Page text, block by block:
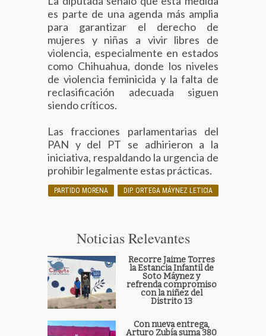
es parte de una agenda más amplia
para garantizar el derecho de
mujeres y niñas a vivir libres de
violencia, especialmente en estados
como Chihuahua, donde los niveles
de violencia feminicida y la falta de
reclasificación adecuada siguen
siendo críticos.
Las fracciones parlamentarias del
PAN y del PT se adhirieron a la
iniciativa, respaldando la urgencia de
prohibir legalmente estas prácticas.
PARTIDO MORENA DIP. ORTEGA MÁYNEZ LETICIA
Noticias Relevantes
Recorre Jaime Torres
la Estancia Infantil de
Soto Máynez y
refrenda compromiso
con la niñez del
Distrito 13
Con nueva entrega,
Arturo Zubía suma 380